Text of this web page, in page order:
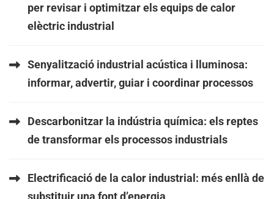
per revisar i optimitzar els equips de calor
elèctric industrial
Senyalització industrial acústica i lluminosa:
informar, advertir, guiar i coordinar processos
Descarbonitzar la indústria química: els reptes
de transformar els processos industrials
Electrificació de la calor industrial: més enllà de
substituir una font d’energia